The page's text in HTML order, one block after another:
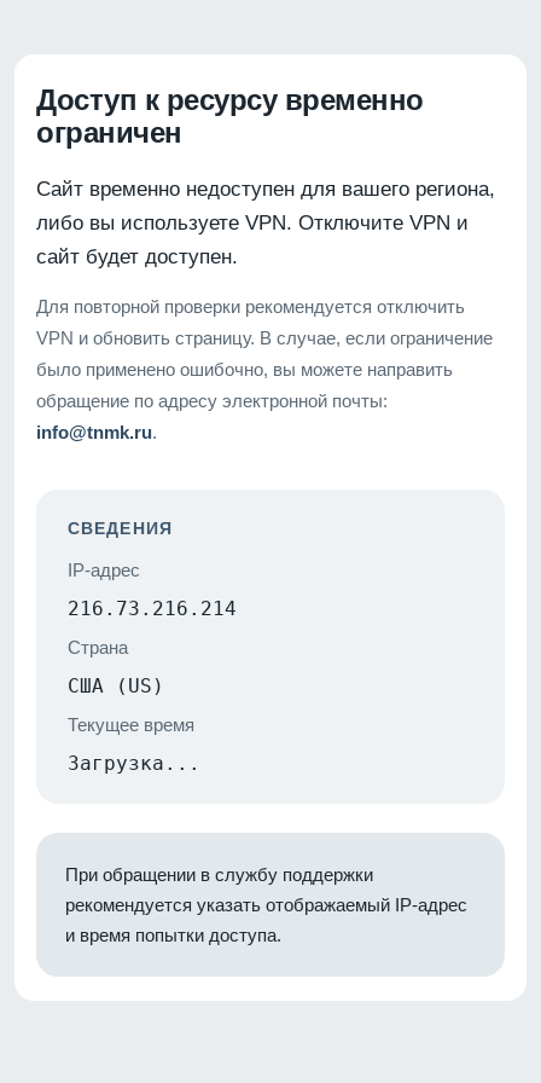
Доступ к ресурсу временно
ограничен
Сайт временно недоступен для вашего региона,
либо вы используете VPN. Отключите VPN и
сайт будет доступен.
Для повторной проверки рекомендуется отключить
VPN и обновить страницу. В случае, если ограничение
было применено ошибочно, вы можете направить
обращение по адресу электронной почты:
info@tnmk.ru.
СВЕДЕНИЯ
IP-адрес
216.73.216.214
Страна
США (US)
Текущее время
Загрузка...
При обращении в службу поддержки
рекомендуется указать отображаемый IP-адрес
и время попытки доступа.